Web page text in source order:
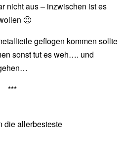
nicht aus – inzwischen ist es
🙁
geflogen kommen sollte
sonst tut es weh…. und
***
die allerbesteste